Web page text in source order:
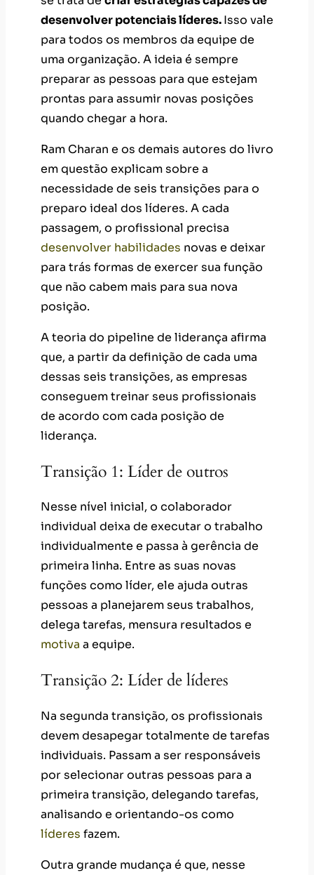
desenvolver potenciais líderes.Isso vale
para todos os membros da equipe de
uma organização. A ideia é sempre
preparar as pessoas para que estejam
prontas para assumir novas posições
quando chegar a hora.
Ram Charan e os demais autores do livro
em questão explicam sobre a
necessidade de seis transições para o
preparo ideal dos líderes. A cada
passagem, o profissional precisa
desenvolver habilidades novas e deixar
para trás formas de exercer sua função
que não cabem mais para sua nova
posição.
A teoria do pipeline de liderança afirma
que, a partir da definição de cada uma
dessas seis transições, as empresas
conseguem treinar seus profissionais
de acordo com cada posição de
liderança.
Transição 1: Líder de outros
Nesse nível inicial, o colaborador
individual deixa de executar o trabalho
individualmente e passa à gerência de
primeira linha. Entre as suas novas
funções como líder, ele ajuda outras
pessoas a planejarem seus trabalhos,
delega tarefas, mensura resultados e
motiva a equipe.
Transição 2: Líder de líderes
Na segunda transição, os profissionais
devem desapegar totalmente de tarefas
individuais. Passam a ser responsáveis
por selecionar outras pessoas para a
primeira transição, delegando tarefas,
analisando e orientando-os como
líderes fazem.
Outra grande mudança é que, nesse